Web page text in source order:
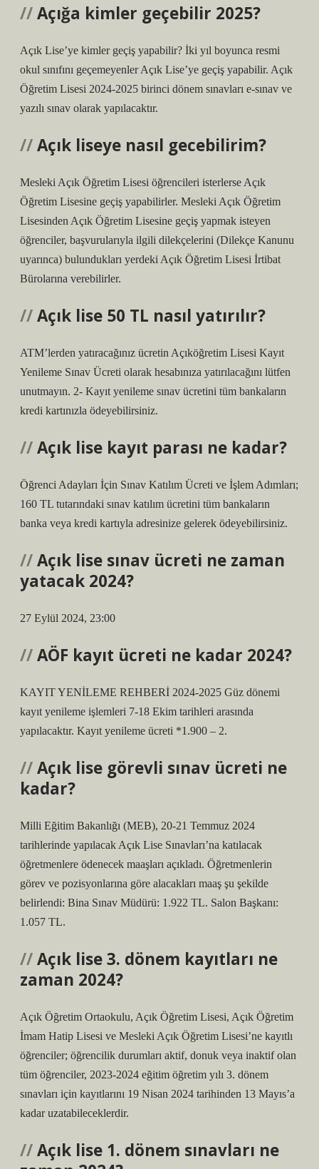
Açığa kimler geçebilir 2025?
Açık Lise’ye kimler geçiş yapabilir? İki yıl boyunca resmi
okul sınıfını geçemeyenler Açık Lise’ye geçiş yapabilir. Açık
Öğretim Lisesi 2024-2025 birinci dönem sınavları e-sınav ve
yazılı sınav olarak yapılacaktır.
Açık liseye nasıl gecebilirim?
Mesleki Açık Öğretim Lisesi öğrencileri isterlerse Açık
Öğretim Lisesine geçiş yapabilirler. Mesleki Açık Öğretim
Lisesinden Açık Öğretim Lisesine geçiş yapmak isteyen
öğrenciler, başvurularıyla ilgili dilekçelerini (Dilekçe Kanunu
uyarınca) bulundukları yerdeki Açık Öğretim Lisesi İrtibat
Bürolarına verebilirler.
Açık lise 50 TL nasıl yatırılır?
ATM’lerden yatıracağınız ücretin Açıköğretim Lisesi Kayıt
Yenileme Sınav Ücreti olarak hesabınıza yatırılacağını lütfen
unutmayın. 2- Kayıt yenileme sınav ücretini tüm bankaların
kredi kartınızla ödeyebilirsiniz.
Açık lise kayıt parası ne kadar?
Öğrenci Adayları İçin Sınav Katılım Ücreti ve İşlem Adımları;
160 TL tutarındaki sınav katılım ücretini tüm bankaların
banka veya kredi kartıyla adresinize gelerek ödeyebilirsiniz.
Açık lise sınav ücreti ne zaman
yatacak 2024?
27 Eylül 2024, 23:00
AÖF kayıt ücreti ne kadar 2024?
KAYIT YENİLEME REHBERİ 2024-2025 Güz dönemi
kayıt yenileme işlemleri 7-18 Ekim tarihleri ​​arasında
yapılacaktır. Kayıt yenileme ücreti *1.900 – 2.
Açık lise görevli sınav ücreti ne
kadar?
Milli Eğitim Bakanlığı (MEB), 20-21 Temmuz 2024
tarihlerinde yapılacak Açık Lise Sınavları’na katılacak
öğretmenlere ödenecek maaşları açıkladı. Öğretmenlerin
görev ve pozisyonlarına göre alacakları maaş şu şekilde
belirlendi: Bina Sınav Müdürü: 1.922 TL. Salon Başkanı:
1.057 TL.
Açık lise 3. dönem kayıtları ne
zaman 2024?
Açık Öğretim Ortaokulu, Açık Öğretim Lisesi, Açık Öğretim
İmam Hatip Lisesi ve Mesleki Açık Öğretim Lisesi’ne kayıtlı
öğrenciler; öğrencilik durumları aktif, donuk veya inaktif olan
tüm öğrenciler, 2023-2024 eğitim öğretim yılı 3. dönem
sınavları için kayıtlarını 19 Nisan 2024 tarihinden 13 Mayıs’a
kadar uzatabileceklerdir.
Açık lise 1. dönem sınavları ne